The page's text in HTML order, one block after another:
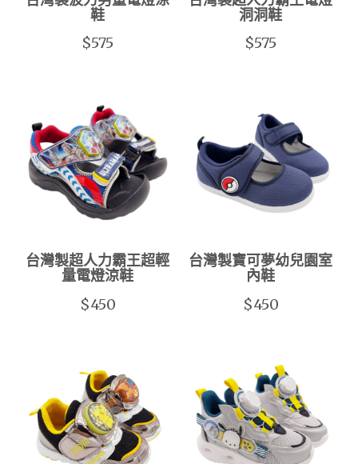
鞋
$575
洞洞鞋
$575
台灣製超人力霸王超輕
量電燈涼鞋
$450
台灣製寶可夢幼兒園室
內鞋
$450